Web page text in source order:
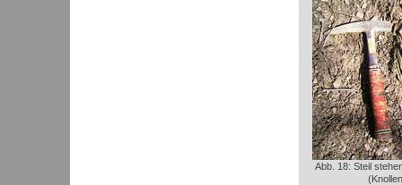
Abb. 18: Steil